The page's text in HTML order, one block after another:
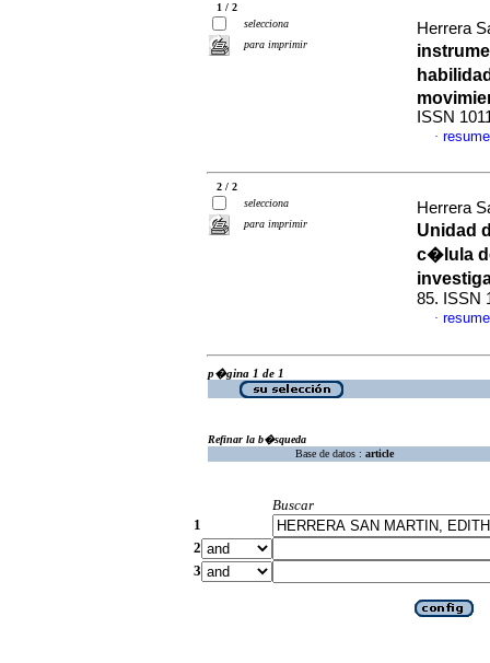
1 / 2
selecciona
para imprimir
Herrera
ISSN
·
2 / 2
selecciona
para imprimir
Herrera
Unidad
c�lula
85. ISSN
·
p�gina 1 de 1
Refinar la b�squeda
Base de datos : article
Buscar
1
2
3